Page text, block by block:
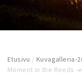
Etusivu /Kuvagalleria-
Moment in the Reeds -